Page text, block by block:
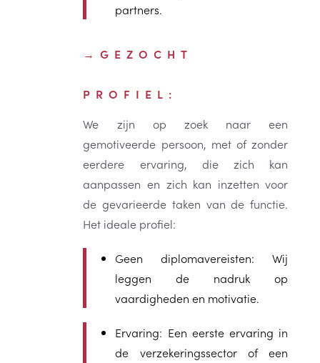
partners.
GEZOCHT
PROFIEL:
We zijn op zoek naar een
gemotiveerde persoon, met of zonder
eerdere ervaring, die zich kan
aanpassen en zich kan inzetten voor
de gevarieerde taken van de functie.
Het ideale profiel:
Geen diplomavereisten:Wij
leggen de nadruk op
vaardigheden en motivatie.
Ervaring: Een eerste ervaring in
de verzekeringssector of een